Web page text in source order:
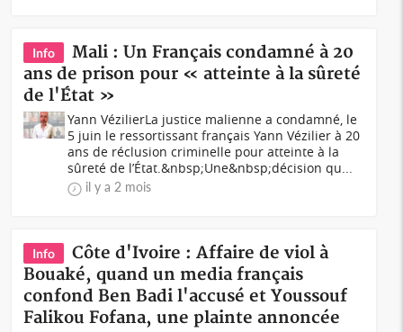
Info
Mali : Un Français condamné à 20
ans de prison pour « atteinte à la sûreté
de l'État »
Yann VézilierLa justice malienne a condamné, le
5 juin le ressortissant français Yann Vézilier à 20
ans de réclusion criminelle pour atteinte à la
sûreté de l’État.&nbsp;Une&nbsp;décision qu...
il y a 2 mois
Info
Côte d'Ivoire : Affaire de viol à
Bouaké, quand un media français
confond Ben Badi l'accusé et Youssouf
Falikou Fofana, une plainte annoncée